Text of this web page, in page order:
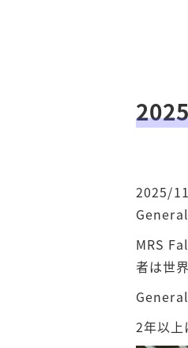
2025/
General
MRS
者は世
General
2年以上